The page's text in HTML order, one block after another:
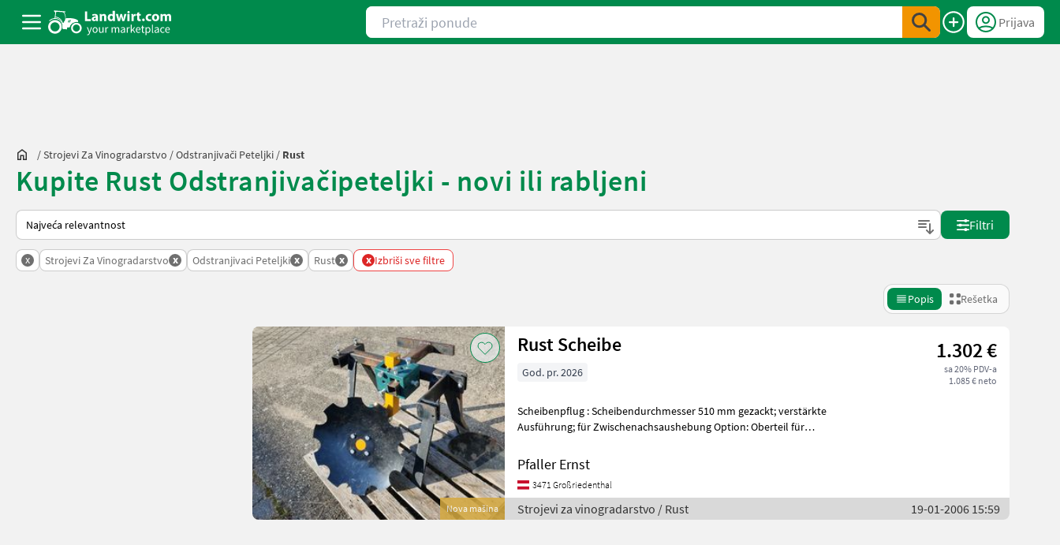
Pretraži ponude
Prijava
/Strojevi Za Vinogradarstvo /Odstranjivači Peteljki / Rust
Kupite Rust Odstranjivačipeteljki - novi ili rabljeni
Tako se sortira na Landwirt.com
Filtri
x Strojevi Za Vinogradarstvo x Odstranjivaci Peteljki x Rust x x Izbriši sve filtre
Popis Rešetka
Nova mašina
Rust Scheibe 1.302 €
sa 20% PDV-a
1.085 € neto
God. pr. 2026
Scheibenpflug : Scheibendurchmesser 510 mm gezackt; verstärkte
Ausführung; für Zwischenachsaushebung Option: Oberteil für
Pfaller Ernst
3471 Großriedenthal
Strojevi za vinogradarstvo / Rust 19-01-2006 15:59